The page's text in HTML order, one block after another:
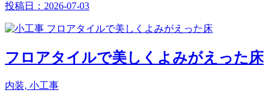
投稿日： 2026-07-03
フロアタイルで美しくよみがえった床
内装, 小工事